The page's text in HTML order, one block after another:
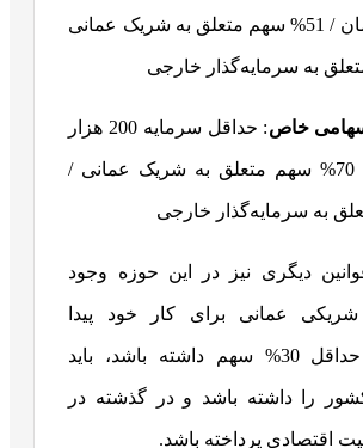
هزار ریال عمان / 51% سهم متعلق به شریک عمانی
خاص : حداقل سرمایه 200 هزار
ریال عمان / 70% سهم متعلق به شریک عمانی /
دیگری نیز در این حوزه وجود
عمانی برای کار خود پیدا
می‌کنید که حداقل 30% سهم داشته باشد، باید
را داشته باشد و در گذشته در
اقتصادی پرداخته باشد.